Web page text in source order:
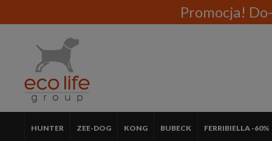
Promocja!
HUNTER ZEE-DOG KONG BUBECK FERRIBIELLA -60%